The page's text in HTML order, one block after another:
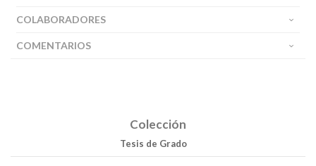
COLABORADORES
COMENTARIOS
Colección
Tesis de Grado